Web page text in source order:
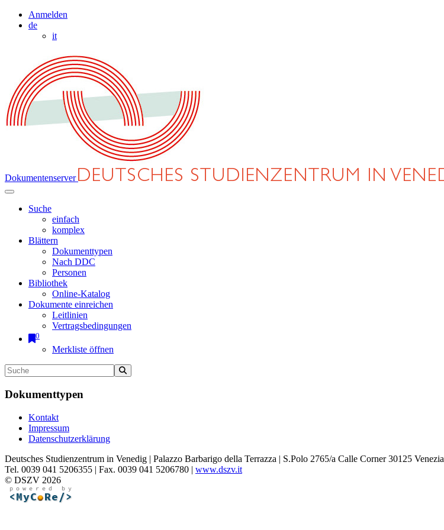
Anmelden
de
it
Dokumentenserver
Suche
einfach
komplex
Blättern
Dokumenttypen
Nach DDC
Personen
Bibliothek
Online-Katalog
Dokumente einreichen
Leitlinien
Vertragsbedingungen
0
Merkliste öffnen
Dokumenttypen
Kontakt
Impressum
Datenschutzerklärung
Deutsches Studienzentrum in Venedig | Palazzo Barbarigo della Terrazza | S.Polo 2765/a Calle Corner 30125 Venezia
Tel. 0039 041 5206355 | Fax. 0039 041 5206780 | www.dszv.it
© DSZV 2026